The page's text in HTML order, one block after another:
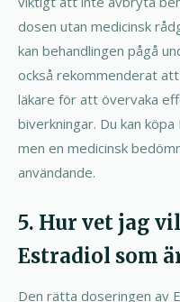
dosen utan medicinsk
kan behandlingen pågå
också rekommenderat
läkare för att övervaka
biverkningar. Du kan
men en medicinsk
användande.
5. Hur vet jag
Estradiol som
Den rätta doseringen av